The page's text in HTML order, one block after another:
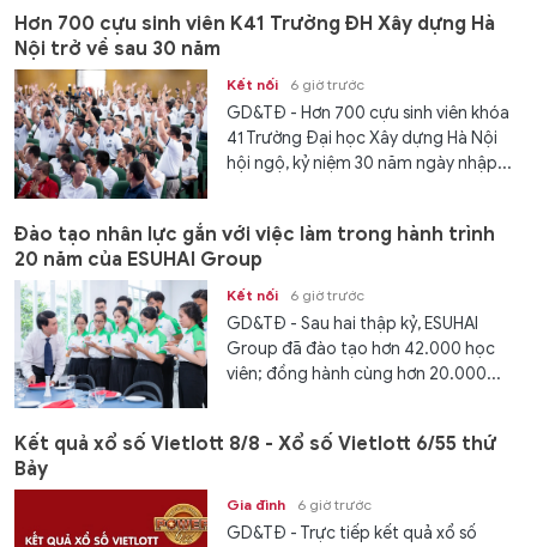
Hơn 700 cựu sinh viên K41 Trường ĐH Xây dựng Hà
Nội trở về sau 30 năm
Kết nối 6 giờ trước
GD&TĐ - Hơn 700 cựu sinh viên khóa
41 Trường Đại học Xây dựng Hà Nội
hội ngộ, kỷ niệm 30 năm ngày nhập...
Đào tạo nhân lực gắn với việc làm trong hành trình
20 năm của ESUHAI Group
Kết nối 6 giờ trước
GD&TĐ - Sau hai thập kỷ, ESUHAI
Group đã đào tạo hơn 42.000 học
viên; đồng hành cùng hơn 20.000...
Kết quả xổ số Vietlott 8/8 - Xổ số Vietlott 6/55 thứ
Bảy
Gia đình 6 giờ trước
GD&TĐ - Trực tiếp kết quả xổ số